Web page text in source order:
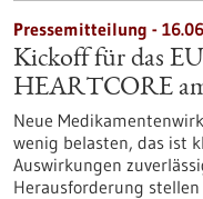
Pressemitteilung -
Kickoff für das
HEARTCORE
Neue
wenig belasten, das ist
Auswirkungen
Herausforderung